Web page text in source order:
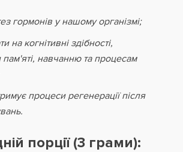
гормонів у нашому організмі;
на когнітивні здібності,
навчанню та процесам
процеси регенерації після
порції (3 грами):